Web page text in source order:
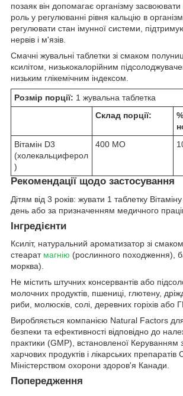
позаяк він допомагає організму засвоювати
роль у регулюванні рівня кальцію в
регулювати стан імунної системи,
нервів і м'язів.
Смачні жувальні таблетки зі смаком
ксилітом, низькокалорійним
низьким глікемічним індексом.
Розмір порції: 1 жувальна таблетка
Склад порції:
Вітамін D3
(холекальциферол
)
400 МО
Рекомендації щодо застосування
Дітям від 3 років: жувати 1 таблетку
день або за призначенням медичного
Інгредієнти
Ксиліт, натуральний ароматизатор зі
стеарат магнію (рослинного походження),
морква).
Не містить штучних консервантів або
молочних продуктів, пшениці, глютену,
риби, молюсків, солі, деревних горіхів або
Виробляється компанією Natural Factors
безпеки та ефективності відповідно до
практики (GMP), встановленої Керуванням
харчових продуктів і лікарських
Міністерством охорони здоров'я Канади.
Попередження